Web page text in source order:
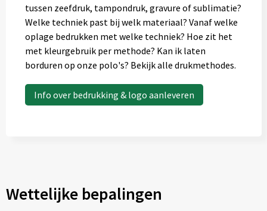
tussen zeefdruk, tampondruk, gravure of sublimatie?
Welke techniek past bij welk materiaal? Vanaf welke
oplage bedrukken met welke techniek? Hoe zit het
met kleurgebruik per methode? Kan ik laten
borduren op onze polo's? Bekijk alle drukmethodes.
Info over bedrukking & logo aanleveren
Wettelijke bepalingen